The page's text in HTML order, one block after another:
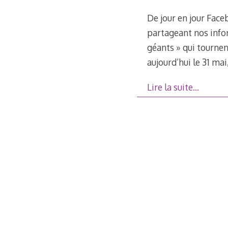
De jour en jour
partageant nos
géants » qui
aujourd’hui le 31
Lire la suite…